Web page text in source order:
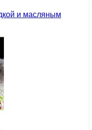
и масляным